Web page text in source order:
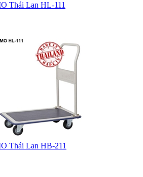
Thái Lan HL-111
Thái Lan HB-211